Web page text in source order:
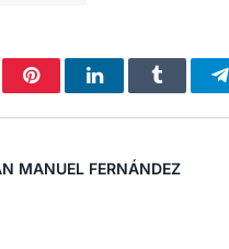
PinterestLinkedInTumblr
MANUEL FERNÁNDEZ